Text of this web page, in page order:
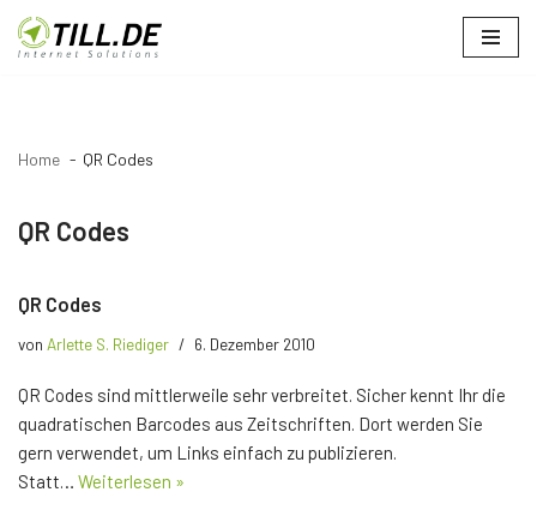
Zum
Home QR Codes
QR Codes
QR Codes
von Arlette S. Riediger 6. Dezember 2010
QR Codes sind mittlerweile sehr verbreitet. Sicher kennt Ihr die
quadratischen Barcodes aus Zeitschriften. Dort werden Sie
gern verwendet, um Links einfach zu publizieren.
Statt… Weiterlesen »